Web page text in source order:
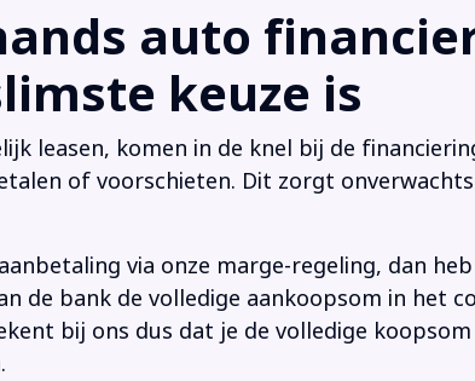
auto
keuze is
leasen, komen in de knel bij de
of voorschieten. Dit zorgt
via onze marge-regeling, dan
de bank de volledige aankoopsom in het
bij ons dus dat je de volledige